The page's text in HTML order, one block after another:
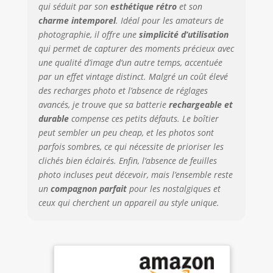
conception
appropriée avec
moteur pas-à-pas
de précision pour
la fermeture.
Contenu de la
livraison: appareil
photo OneStep2,
cble de charge
USB, sangle de
transport, manuel
d'utilisation
(français non
garanti).
qui séduit par son esthétique rétroet son
charme intemporel. Idéal pour les amateurs de
photographie, il offre une simplicité d’utilisation
qui permet de capturer des moments précieux avec
une qualité d’image d’un autre temps, accentuée
par un effet vintage distinct. Malgré un coût élevé
des recharges photo et l’absence de réglages
avancés, je trouve que sa batterie rechargeable et
durablecompense ces petits défauts. Le boîtier
peut sembler un peu cheap, et les photos sont
parfois sombres, ce qui nécessite de prioriser les
clichés bien éclairés. Enfin, l’absence de feuilles
photo incluses peut décevoir, mais l’ensemble reste
un compagnon parfaitpour les nostalgiques et
ceux qui cherchent un appareil au style unique.